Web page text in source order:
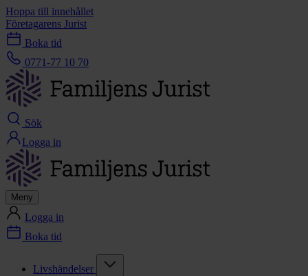
Hoppa till innehållet
Företagarens Jurist
Boka tid
0771-77 10 70
Sök
Logga in
Meny
Logga in
Boka tid
Livshändelser